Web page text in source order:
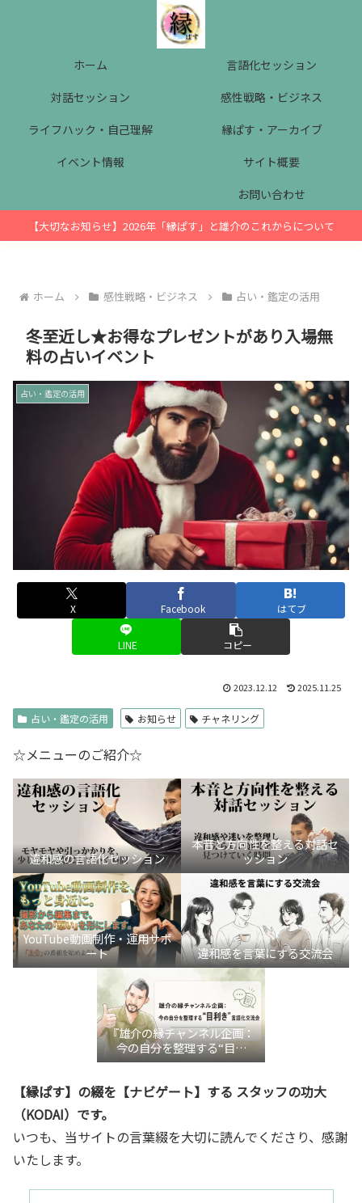
ホーム
言語化セッション
対話セッション
感性戦略・ビジネス
ライフハック・自己理解
縁ぱす・アーカイブ
イベント情報
サイト概要
お問い合わせ
【大切なお知らせ】2026年「縁ぱす」と雄介のこれからについて
ホーム 感性戦略・ビジネス 占い・鑑定の活用
冬至近し★お得なプレゼントがあり入場無
料の占いイベント
占い・鑑定の活用
X Facebook はてブ
LINE コピー
2023.12.12 2025.11.25
占い・鑑定の活用 お知らせ チャネリング
☆メニューのご紹介☆
違和感の言語化セッション
本音と方向性を整える対話セ
ッション
YouTube動画制作・運用サポ
ート
違和感を言葉にする交流会
『雄介の縁チャンネル企画：
今の自分を整理する“目利
き”言語化交流会』
【縁ぱす】の綴を【ナビゲート】する スタッフの功大
（KODAI）です。
いつも、当サイトの言葉綴を大切に読んでくださり、感謝
いたします。